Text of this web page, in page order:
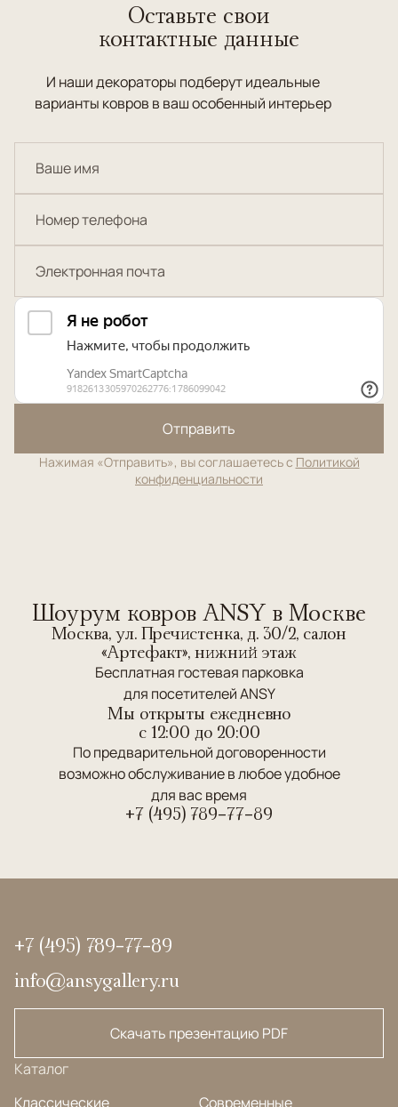
Оставьте свои
контактные данные
И наши декораторы подберут идеальные
варианты ковров в ваш особенный интерьер
Отправить
Нажимая «Отправить», вы соглашаетесь с Политикой
конфиденциальности
Шоурум ковров ANSY в Москве
Москва, ул. Пречистенка, д. 30/2, салон
«Артефакт», нижний этаж
Бесплатная гостевая парковка
для посетителей ANSY
Мы открыты ежедневно
c 12:00 до 20:00
По предварительной договоренности
возможно обслуживание в любое удобное
для вас время
+7 (495) 789-77-89
+7 (495) 789-77-89
info@ansygallery.ru
Скачать презентацию PDF
Каталог
Классические
Современные